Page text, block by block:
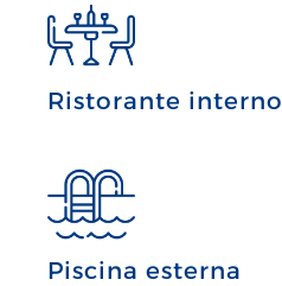
Ristorante interno
Piscina esterna